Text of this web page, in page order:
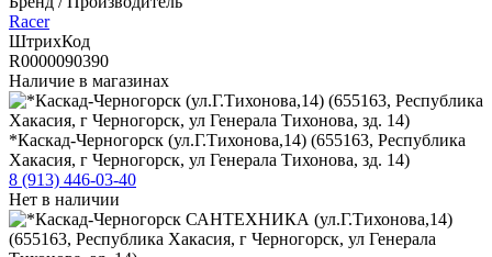
Racer
ШтрихКод
R0000090390
Наличие в магазинах
*Каскад-Черногорск (ул.Г.Тихонова,14) (655163, Республика
Хакасия, г Черногорск, ул Генерала Тихонова, зд. 14)
8 (913) 446-03-40
Нет в наличии